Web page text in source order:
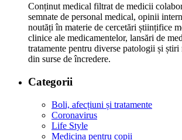
Conținut medical filtrat de medicii
semnate de personal medical, opinii
noutăți în materie de cercetări științifice
clinice ale medicamentelor, lansări de
tratamente pentru diverse patologii și știri
din surse de încredere.
Categorii
Boli, afecțiuni și tratamente
Coronavirus
Life Style
Medicina pentru copii